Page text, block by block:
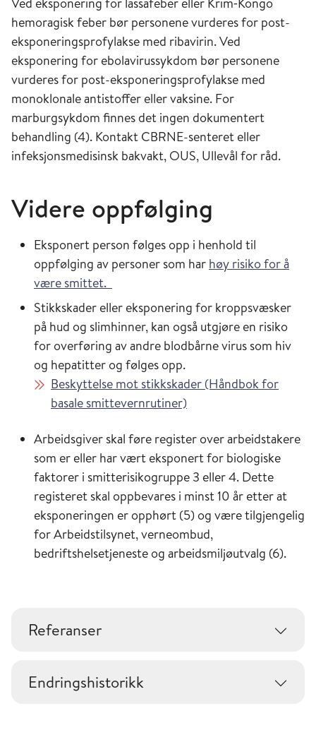
hemoragisk feber bør personene vurderes for post-
eksponeringsprofylakse med ribavirin. Ved
eksponering for ebolavirussykdom bør personene
vurderes for post-eksponeringsprofylakse med
monoklonale antistoffer eller vaksine. For
marburgsykdom finnes det ingen dokumentert
behandling (4). Kontakt CBRNE-senteret eller
infeksjonsmedisinsk bakvakt, OUS, Ullevål for råd.
Videre oppfølging
Eksponert person følges opp i henhold til
oppfølging av personer som har høy risiko for å
være smittet.
Stikkskader eller eksponering for kroppsvæsker
på hud og slimhinner, kan også utgjøre en risiko
for overføring av andre blodbårne virus som hiv
og hepatitter og følges opp.
Beskyttelse mot stikkskader (Håndbok for
basale smittevernrutiner)
Arbeidsgiver skal føre register over arbeidstakere
som er eller har vært eksponert for biologiske
faktorer i smitterisikogruppe 3 eller 4. Dette
registeret skal oppbevares i minst 10 år etter at
eksponeringen er opphørt (5) og være tilgjengelig
for Arbeidstilsynet, verneombud,
bedriftshelsetjeneste og arbeidsmiljøutvalg (6).
Referanser
Endringshistorikk